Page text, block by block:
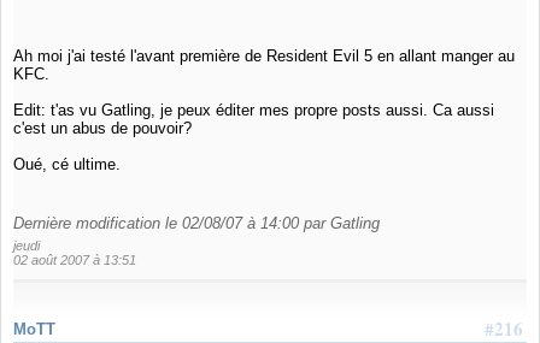
Ah moi j'ai testé l'avant première de Resident Evil 5 en allant manger au
KFC.
Edit: t'as vu Gatling, je peux éditer mes propre posts aussi. Ca aussi
c'est un abus de pouvoir?
Oué, cé ultime.
Dernière modification le 02/08/07 à 14:00 par Gatling
jeudi
02 août 2007 à 13:51
#216
MoTT